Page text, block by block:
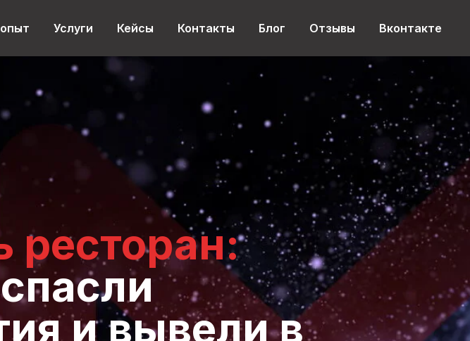
Услуги Кейсы Контакты Блог Отзывы Вконтакте
ресторан:
и вывели в